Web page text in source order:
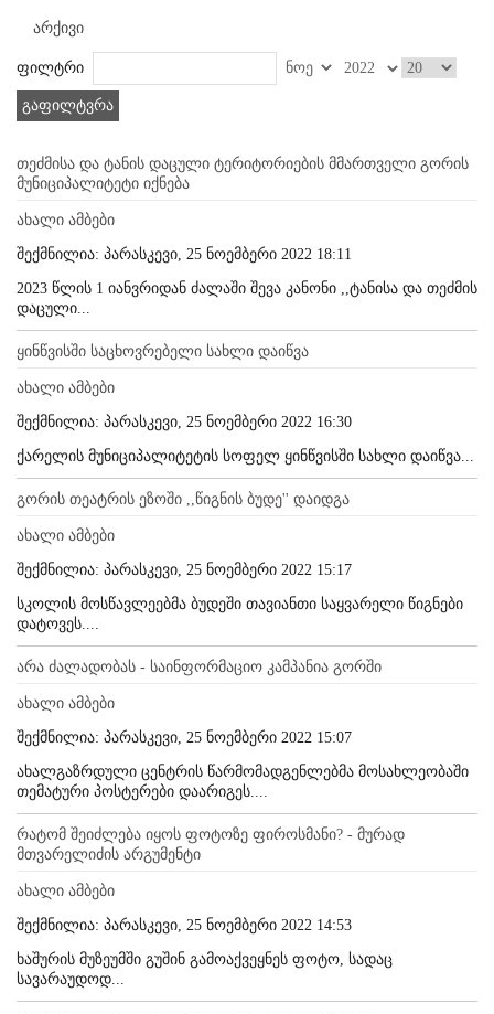
არქივი
ფილტრი
გაფილტვრა
თეძმისა და ტანის დაცული ტერიტორიების მმართველი გორის
მუნიციპალიტეტი იქნება
ახალი ამბები
შექმნილია: პარასკევი, 25 ნოემბერი 2022 18:11
2023 წლის 1 იანვრიდან ძალაში შევა კანონი ,,ტანისა და თეძმის
დაცული...
ყინწვისში საცხოვრებელი სახლი დაიწვა
ახალი ამბები
შექმნილია: პარასკევი, 25 ნოემბერი 2022 16:30
ქარელის მუნიციპალიტეტის სოფელ ყინწვისში სახლი დაიწვა...
გორის თეატრის ეზოში ,,წიგნის ბუდე'' დაიდგა
ახალი ამბები
შექმნილია: პარასკევი, 25 ნოემბერი 2022 15:17
სკოლის მოსწავლეებმა ბუდეში თავიანთი საყვარელი წიგნები
დატოვეს....
არა ძალადობას - საინფორმაციო კამპანია გორში
ახალი ამბები
შექმნილია: პარასკევი, 25 ნოემბერი 2022 15:07
ახალგაზრდული ცენტრის წარმომადგენლებმა მოსახლეობაში
თემატური პოსტერები დაარიგეს....
რატომ შეიძლება იყოს ფოტოზე ფიროსმანი? - მურად
მთვარელიძის არგუმენტი
ახალი ამბები
შექმნილია: პარასკევი, 25 ნოემბერი 2022 14:53
ხაშურის მუზეუმში გუშინ გამოაქვეყნეს ფოტო, სადაც
სავარაუდოდ...